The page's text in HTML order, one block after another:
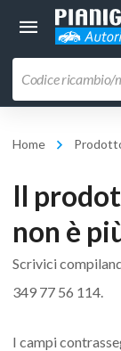
prodotti
Home
Il
non è
Scrivici
349 77 56 114.
I campi